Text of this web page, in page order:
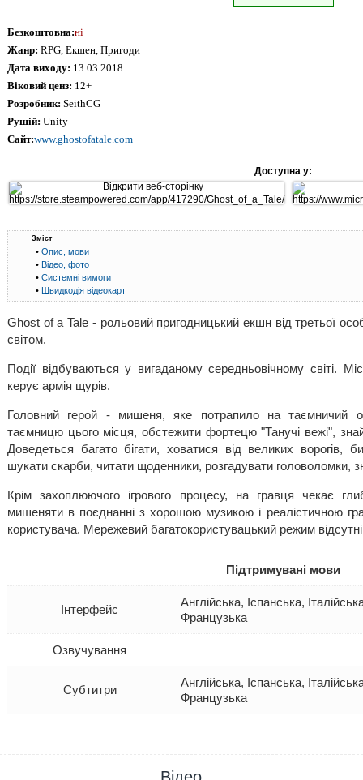
Безкоштовна:ні
Жанр: RPG, Екшен, Пригоди
Дата виходу: 13.03.2018
Віковий ценз: 12+
Розробник: SeithCG
Рушій: Unity
Сайт:www.ghostofatale.com
Доступна у:
Зміст
•Опис, мови
•Відео, фото
•Системні вимоги
•Швидкодія відеокарт
Ghost of a Tale - рольовий пригодницький екшн від третьої
світом.
Події відбуваються у вигаданому середньовічному світі.
керує армія щурів.
Головний герой - мишеня, яке потрапило на таємничий
таємницю цього місця, обстежити фортецю "Танучі вежі",
Доведеться багато бігати, ховатися від великих ворогів,
шукати скарби, читати щоденники, розгадувати головоломки,
Крім захоплюючого ігрового процесу, на гравця чекає
мишеняти в поєднанні з хорошою музикою і реалістичною
користувача. Мережевий багатокористувацький режим
Підтримувані мови
Інтерфейс
Англійська, Іспанська,
Французька
Озвучування
Субтитри
Англійська, Іспанська,
Французька